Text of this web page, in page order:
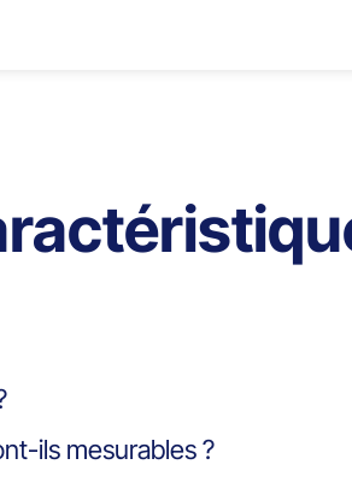
ils mesurables ?